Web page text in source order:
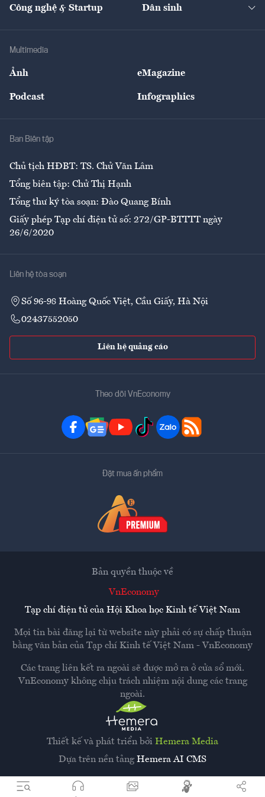
Tư vấn Nông sản
Giải trí
Công nghệ & Startup Dân sinh
Multimedia
Ảnh eMagazine
Podcast Infographics
Ban Biên tập
Chủ tịch HĐBT: TS. Chử Văn Lâm
Tổng biên tập: Chử Thị Hạnh
Tổng thư ký tòa soạn: Đào Quang Bính
Giấy phép Tạp chí điện tử số: 272/GP-BTTTT ngày
26/6/2020
Liên hệ tòa soạn
Số 96-98 Hoàng Quốc Việt, Cầu Giấy, Hà Nội
02437552050
Liên hệ quảng cáo
Theo dõi VnEconomy
Đặt mua ấn phẩm
Thiết kế và phát triển bởi Hemera Media
Dựa trên nền tảng Hemera AI CMS
Bản quyền thuộc về
VnEconomy
Tạp chí điện tử của Hội Khoa học Kinh tế Việt Nam
Mọi tin bài đăng lại từ website này phải có sự chấp thuận
bằng văn bản của Tạp chí Kinh tế Việt Nam - VnEconomy
Các trang liên kết ra ngoài sẽ được mở ra ở cửa sổ mới.
VnEconomy không chịu trách nhiệm nội dung các trang
ngoài.